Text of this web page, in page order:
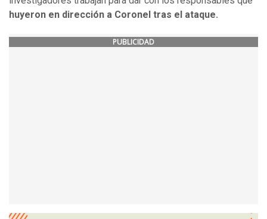
huyeron en dirección a Coronel tras el ataque.
PUBLICIDAD